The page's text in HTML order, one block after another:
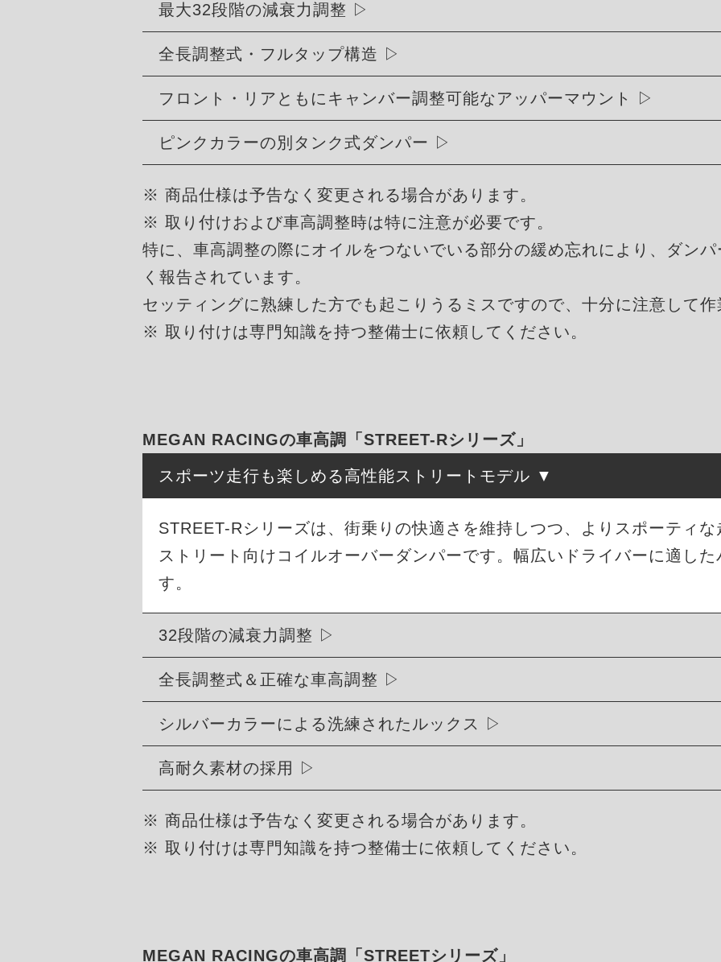
最大32段階の減衰力調整
全長調整式・フルタップ構造
フロント・リアともにキャンバー調整可能なアッパーマウント
ピンクカラーの別タンク式ダンパー
※ 商品仕様は予告なく変更される場合があります。
※ 取り付けおよび車高調整時は特に注意が必要です。
特に、車高調整の際にオイルをつないでいる部分の緩め忘れにより、ダン
く報告されています。
セッティングに熟練した方でも起こりうるミスですので、十分に注意して
※ 取り付けは専門知識を持つ整備士に依頼してください。
MEGAN RACINGの車高調「STREET-Rシリーズ」
スポーツ走行も楽しめる高性能ストリートモデル
STREET-Rシリーズは、街乗りの快適さを維持しつつ、よりスポーティ
ストリート向けコイルオーバーダンパーです。幅広いドライバーに適し
す。
32段階の減衰力調整
全長調整式＆正確な車高調整
シルバーカラーによる洗練されたルックス
高耐久素材の採用
※ 商品仕様は予告なく変更される場合があります。
※ 取り付けは専門知識を持つ整備士に依頼してください。
MEGAN RACINGの車高調「STREETシリーズ」